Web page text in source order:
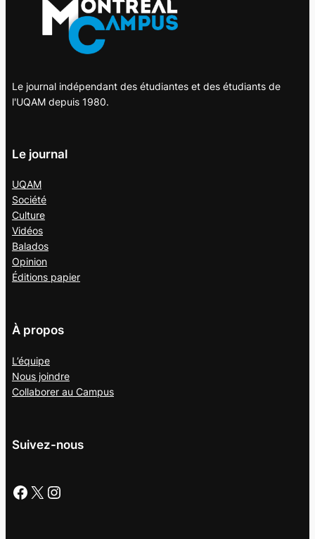
Le journal indépendant des étudiantes et des étudiants de
l'UQAM depuis 1980.
Le journal
UQAM
Société
Culture
Vidéos
Balados
Opinion
Éditions papier
À propos
L’équipe
Nous joindre
Collaborer au Campus
Suivez-nous
Facebook X Instagram